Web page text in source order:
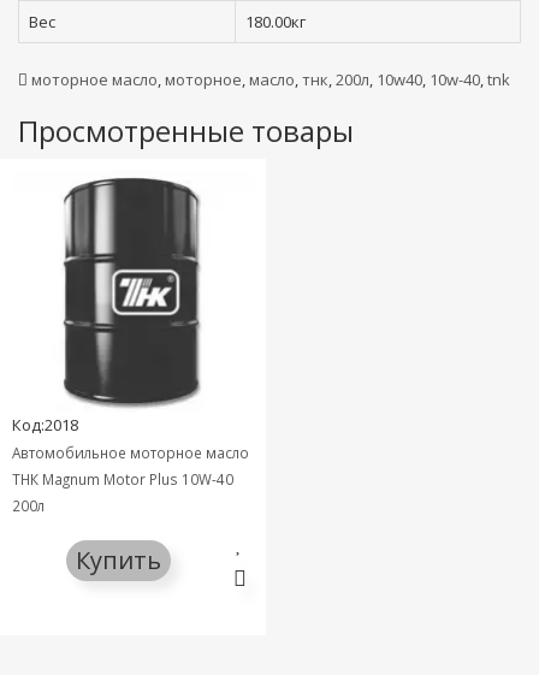
Вес
180.00кг
моторное масло, моторное, масло,тнк,200л, 10w40, 10w-40,tnk
Просмотренные товары
Код:2018
Автомобильное моторное масло
ТНК Magnum Motor Plus 10W-40
200л
Купить